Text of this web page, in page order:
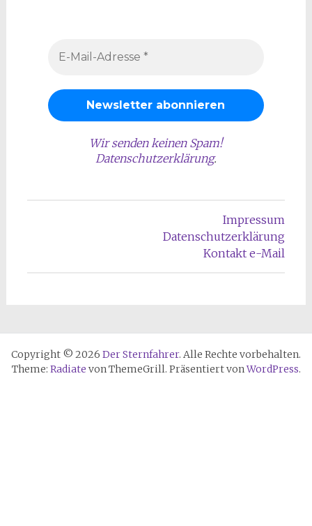
Wir senden keinen Spam!
Datenschutzerklärung.
Impressum
Datenschutzerklärung
Kontakt e-Mail
Copyright © 2026 Der Sternfahrer. Alle Rechte vorbehalten.
Theme: Radiate von ThemeGrill. Präsentiert vonWordPress.